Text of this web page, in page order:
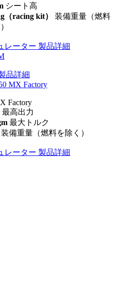
シート高
（racing kit） 装備重量（燃料
レーター 製品詳細
品詳細
MX Factory
Factory
最高出力
最大トルク
装備重量（燃料を除く）
レーター 製品詳細